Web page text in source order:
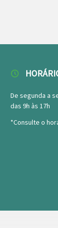
De segunda a
das 9h às 17h
*Consulte o